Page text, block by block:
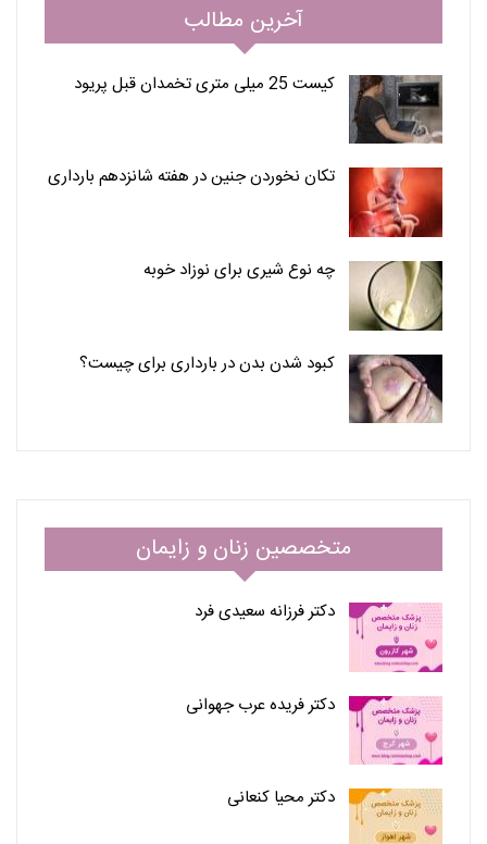
آخرین مطالب
کیست 25 میلی متری تخمدان قبل پریود
تکان نخوردن جنین در هفته شانزدهم بارداری
چه نوع شیری برای نوزاد خوبه
کبود شدن بدن در بارداری برای چیست؟
متخصصین زنان و زایمان
دکتر فرزانه سعیدی فرد
دکتر فریده عرب جهوانی
دکتر محیا کنعانی